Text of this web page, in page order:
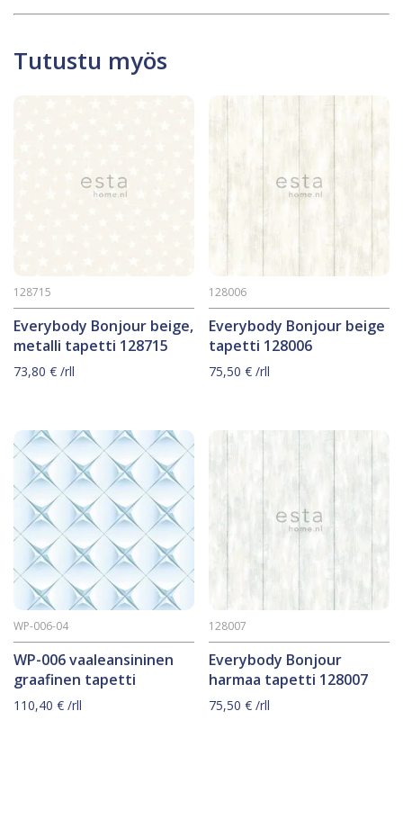
Tutustu myös
Everybody Bonjour beige,
metalli tapetti 128715
128715
73,80 € /rll
Everybody Bonjour beige
tapetti 128006
128006
75,50€ /rll
WP-006 vaaleansininen
graafinen tapetti
WP-006-04
110,40 € /rll
Everybody Bonjour
harmaa tapetti 128007
128007
75,50€ /rll